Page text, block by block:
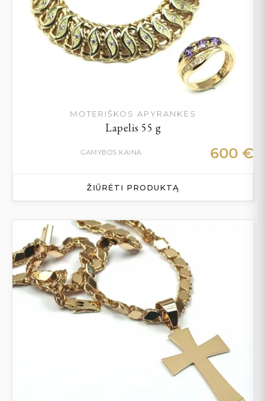
MOTERIŠKOS APYRANKĖS
Lapelis 55 g
GAMYBOS KAINA 600 €
ŽIŪRĖTI PRODUKTĄ